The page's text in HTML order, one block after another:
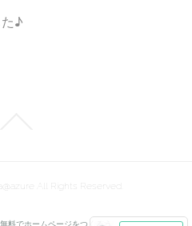
♪
All Rights Reserved.
無料でホームページをつくろう